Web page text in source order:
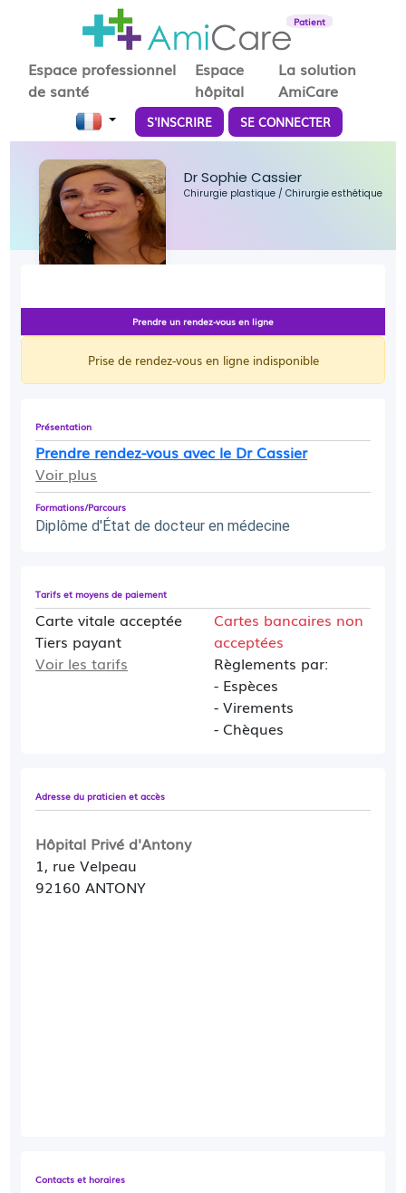
Patient
Espace professionnel
de santé
Espace
hôpital
La solution
AmiCare
S'INSCRIRE SE CONNECTER
Dr Sophie Cassier
Chirurgie plastique/Chirurgie esthétique
Présentation
Prendre rendez-vous avec le Dr Cassier
Voir plus
Formations/Parcours
Diplôme d'État de docteur en médecine
Tarifs et moyens de paiement
Carte vitale acceptée
Tiers payant
Voir les tarifs
Cartes bancaires non
acceptées
Règlements par:
- Espèces
- Virements
- Chèques
Adresse du praticien et accès
Hôpital Privé d'Antony
1, rue Velpeau
92160 ANTONY
Contacts et horaires
Prendre un rendez-vous en ligne
Prise de rendez-vous en ligne indisponible